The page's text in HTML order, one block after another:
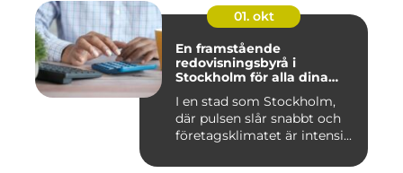
01. okt
En framstående
redovisningsbyrå i
Stockholm för alla dina
I en stad som Stockholm,
där pulsen slår snabbt och
företagsklimatet är intensi...